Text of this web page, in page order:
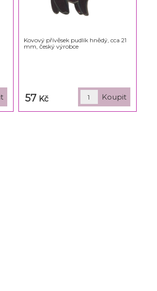
Kovový přívěsek pudlík hnědý, cca 21
mm, český výrobce
57 Kč